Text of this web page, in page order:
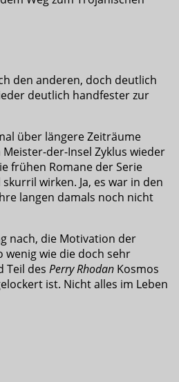
den anderen, doch deutlich
deutlich handfester zur
über längere Zeiträume
der-Insel Zyklus wieder
frühen Romane der Serie
wirken. Ja, es war in den
langen damals noch nicht
nach, die Motivation der
wie die doch sehr
Teil des Perry Rhodan Kosmos
ist. Nicht alles im Leben